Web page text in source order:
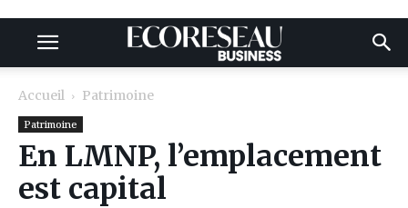
Accueil Patrimoine
Patrimoine
En LMNP, l’emplacement
est capital